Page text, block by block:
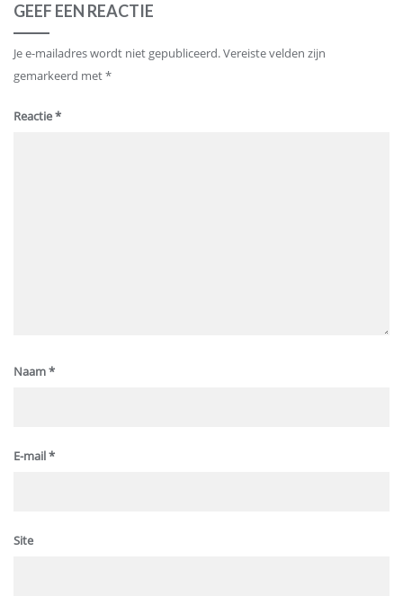
GEEF EEN REACTIE
Je e-mailadres wordt niet gepubliceerd.Vereiste velden zijn
gemarkeerd met*
Reactie*
Naam*
E-mail*
Site